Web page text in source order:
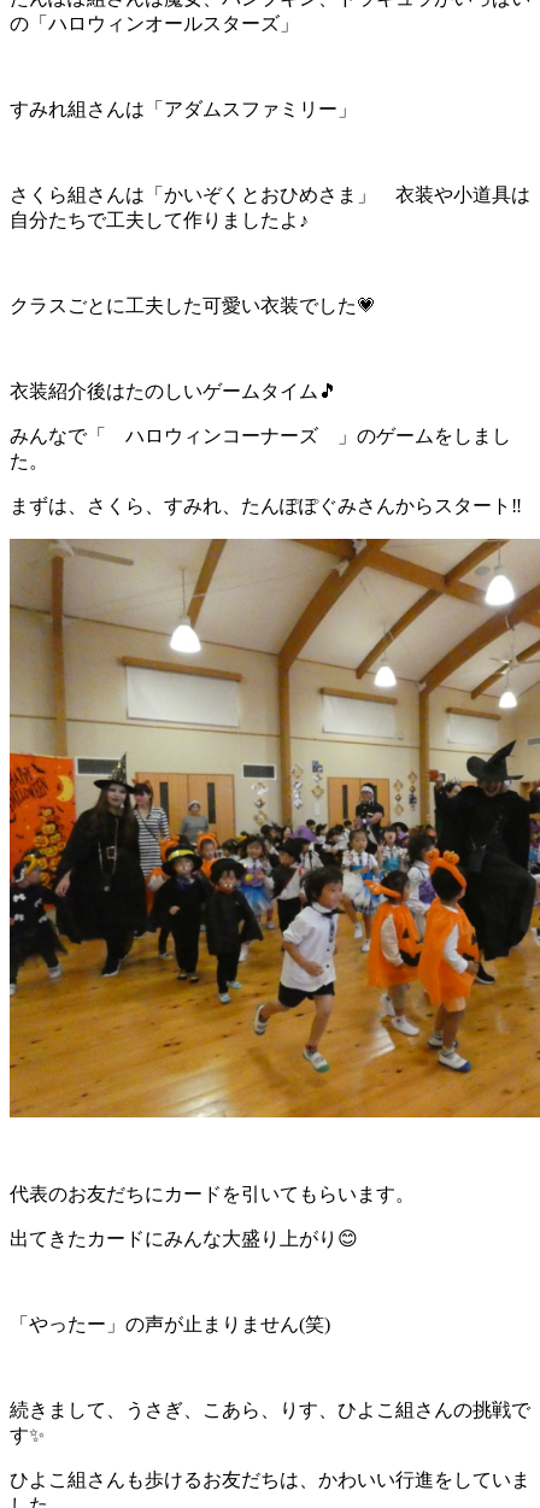
の「ハロウィンオールスターズ」
すみれ組さんは「アダムスファミリー」
さくら組さんは「かいぞくとおひめさま」 衣装や小道具は
自分たちで工夫して作りましたよ♪
クラスごとに工夫した可愛い衣装でした💗
衣装紹介後はたのしいゲームタイム🎵
みんなで「 ハロウィンコーナーズ 」のゲームをしまし
た。
まずは、さくら、すみれ、たんぽぽぐみさんからスタート‼
代表のお友だちにカードを引いてもらいます。
出てきたカードにみんな大盛り上がり😊
「やったー」の声が止まりません(笑)
続きまして、うさぎ、こあら、りす、ひよこ組さんの挑戦で
す✨
ひよこ組さんも歩けるお友だちは、かわいい行進をしていま